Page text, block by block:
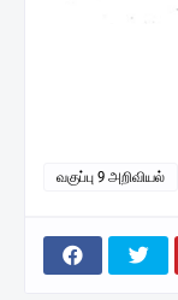
வகுப்பு 9 அறிவியல்